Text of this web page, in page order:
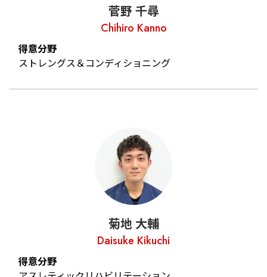
菅野 千尋
Chihiro Kanno
得意分野
ストレングス＆コンディショニング
菊地 大輔
Daisuke Kikuchi
得意分野